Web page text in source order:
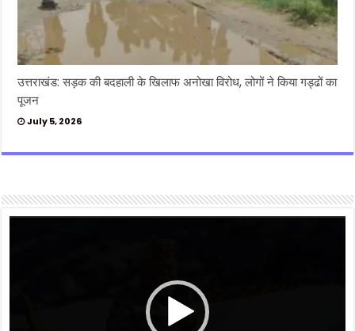
उत्तराखंड: सड़क की बदहाली के खिलाफ अनोखा विरोध, लोगों ने किया गड्ढों का
पूजन
July 5, 2026